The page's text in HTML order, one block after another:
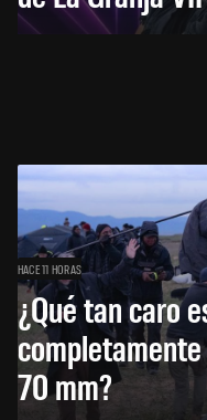
HACE 11 HORAS
¿Qué tan caro
70 mm?